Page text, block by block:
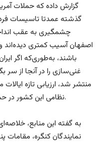
گزارش داده که حملات
گذشته عمدتا تاسیسات
چشمگیری به عقب
اصفهان آسیب کمتری دیده‌اند
باشند، به‌طوری‌که اگر
منتشر شد، ارزیابی تازه
نظامی این کشور در حمله به تاسیسات غنی‌سازی ایران است.
به گفته این منابع،
نمایندگان کنگره،